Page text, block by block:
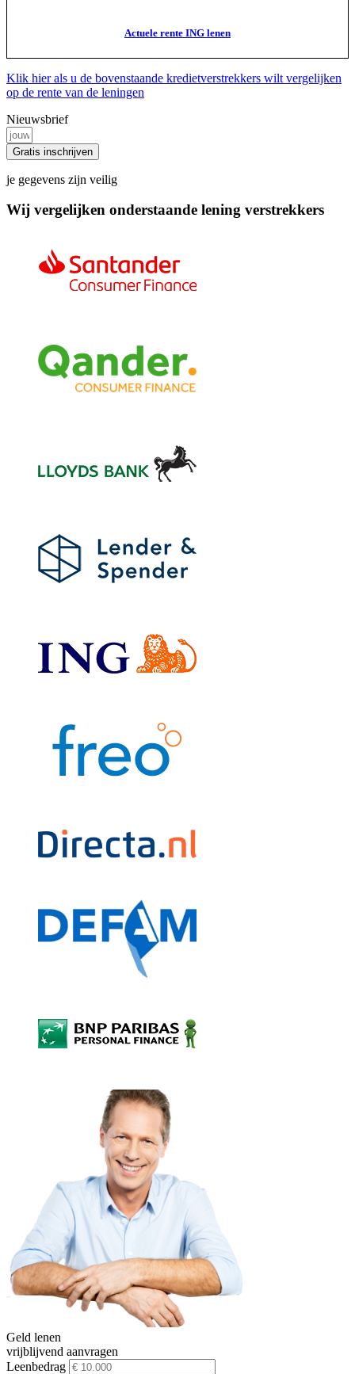
Actuele rente ING lenen
Klik hier als u de bovenstaande kredietverstrekkers wilt vergelijken
op de rente van de leningen
Nieuwsbrief
Gratis inschrijven
je gegevens zijn veilig
Wij vergelijken onderstaande lening verstrekkers
Geld lenen
vrijblijvend aanvragen
Leenbedrag